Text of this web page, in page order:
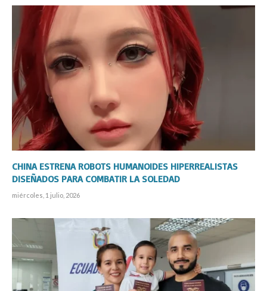
CHINA ESTRENA ROBOTS HUMANOIDES HIPERREALISTAS
DISEÑADOS PARA COMBATIR LA SOLEDAD
miércoles, 1 julio, 2026